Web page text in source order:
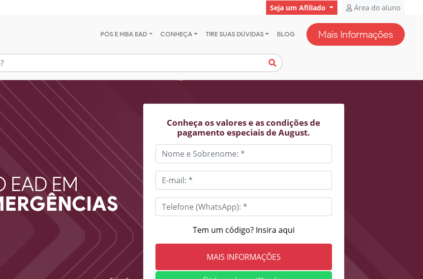
Seja um Afiliado Área do aluno
PÓS E MBA EAD CONHEÇA TIRE SUAS DÚVIDAS BLOG Mais Informações
EAD EM
Conheça os valores e as condições de
pagamento especiais de August.
Tem um código? Insira aqui